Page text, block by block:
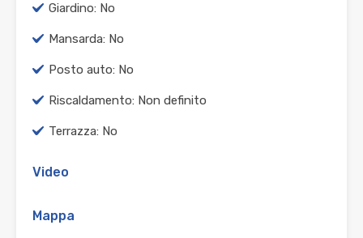
Giardino: No
Mansarda: No
Posto auto: No
Riscaldamento: Non definito
Terrazza: No
Video
Mappa